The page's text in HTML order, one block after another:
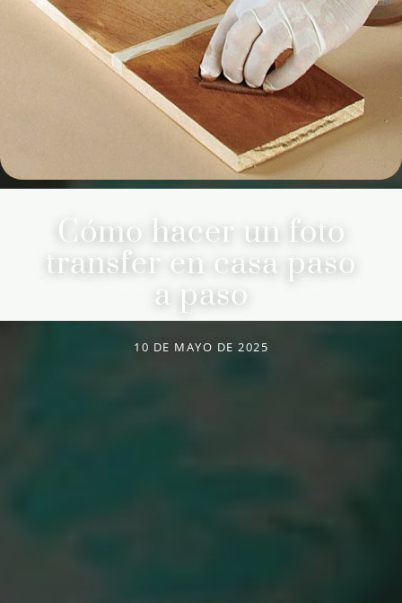
Cómo hacer un foto
transfer en casa paso
a paso
10 DE MAYO DE 2025